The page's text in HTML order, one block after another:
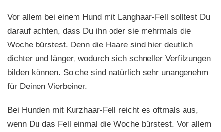
Vor allem bei einem Hund mit Langhaar-Fell solltest Du
darauf achten, dass Du ihn oder sie mehrmals die
Woche bürstest. Denn die Haare sind hier deutlich
dichter und länger, wodurch sich schneller Verfilzungen
bilden können. Solche sind natürlich sehr unangenehm
für Deinen Vierbeiner.
Bei Hunden mit Kurzhaar-Fell reicht es oftmals aus,
wenn Du das Fell einmal die Woche bürstest. Vor allem